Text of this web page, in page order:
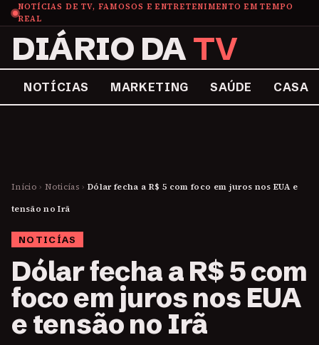
NOTÍCIAS DE TV, FAMOSOS E ENTRETENIMENTO EM TEMPO
REAL
DIÁRIO DATV
NOTÍCIAS MARKETING SAÚDE CASA
Início › Noticías › Dólar fecha a R$ 5 com foco em juros nos EUA e
tensão no Irã
NOTICÍAS
Dólar fecha a R$ 5 com
foco em juros nos EUA
e tensão no Irã